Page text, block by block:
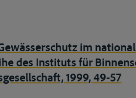
im
des Instituts für
1999, 49-57